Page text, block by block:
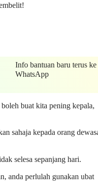
Info bantuan baru terus ke
WhatsApp
buat kita pening kepala,
sahaja kepada orang
selesa sepanjang hari.
anda perlulah gunakan ubat